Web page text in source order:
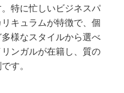
特に忙しいビジネスパ
キュラムが特徴で、個
様なスタイルから選べ
ンガルが在籍し、質の
す。